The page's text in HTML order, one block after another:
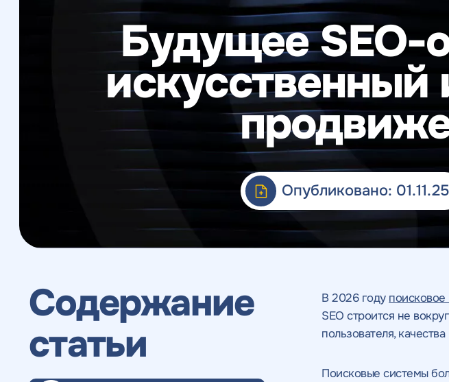
Разработка контента
Реклама у блогеров
Веб-аналитика
Будущее SEO-
искусственный
Опубликовано: 01.11.25
Содержание
статьи
В 2026 году
SEO строится не
пользователя,
Поисковые системы